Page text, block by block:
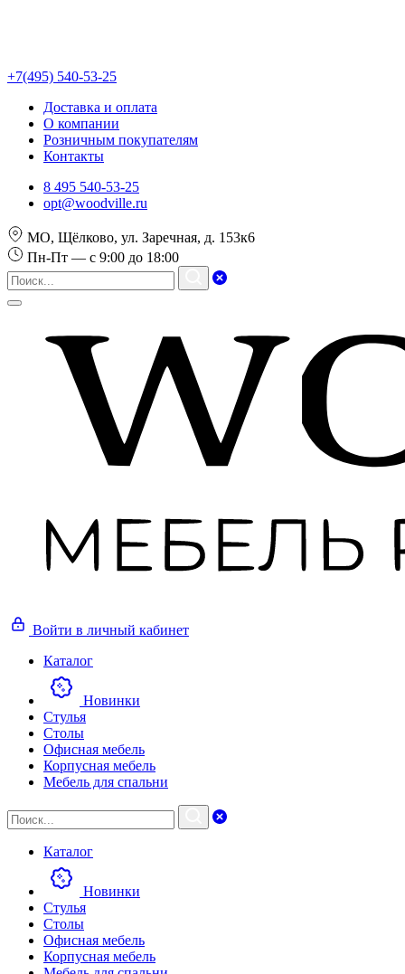
+7(495) 540-53-25
Доставка и оплата
О компании
Розничным покупателям
Контакты
8 495 540-53-25
opt@woodville.ru
МО, Щёлково, ул. Заречная, д. 153к6
Пн-Пт — с 9:00 до 18:00
Войти в личный кабинет
Каталог
Новинки
Стулья
Столы
Офисная мебель
Корпусная мебель
Мебель для спальни
Каталог
Новинки
Стулья
Столы
Офисная мебель
Корпусная мебель